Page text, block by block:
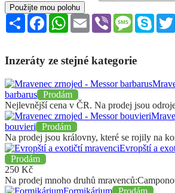
Použijte mou polohu
Sdílet FacebookWhatsApp
Email Viber MessageSkype
Inzeráty ze stejné kategorie
barbarus Prodám
Nejlevnější cena v ČR. Na prodej jsou
bouvieri
Prodám
Na prodej jsou královny, které se rojily na
Evropští a
Prodám
250 Kč
Na prodej mnoho druhů